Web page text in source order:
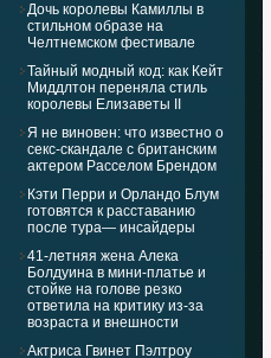
Дочь королевы Камиллы в
стильном образе на
Челтнемском фестивале
Тайный модный код: как Кейт
Миддлтон переняла стиль
королевы Елизаветы II
Я не виновен: что известно о
секс-скандале с британским
актером Расселом Брендом
Кэти Перри и Орландо Блум
готовятся к расставанию
после тура— инсайдеры
41-летняя жена Алека
Болдуина в мини-платье и
стойке на голове резко
ответила на критику из-за
возраста и внешности
Актриса Гвинет Пэлтроу